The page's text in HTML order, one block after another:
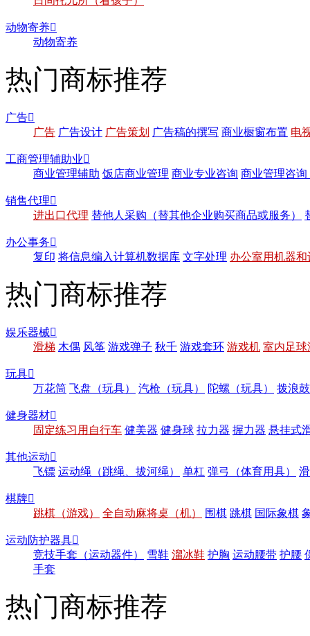
动物寄养
动物寄养
热门商标推荐
广告
广告 广告设计 广告策划 广告稿的撰写 商业橱窗布置 电
工商管理辅助业
商业管理辅助 饭店商业管理 商业专业咨询 商业管理咨询
销售代理
进出口代理 替他人采购（替其他企业购买商品或服务）
办公事务
复印 将信息编入计算机数据库 文字处理 办公室用机器
热门商标推荐
娱乐器械
滑梯 木偶 风筝 游戏弹子 秋千 游戏套环 游戏机 室内足球
玩具
万花筒 飞盘（玩具） 汽枪（玩具） 陀螺（玩具） 拨浪
健身器材
固定练习用自行车 健美器 健身球 拉力器 握力器 悬挂式
其他运动
飞镖 运动绳（跳绳、拔河绳） 单杠 弹弓（体育用具）
棋牌
跳棋（游戏）
全自动麻将桌（机） 围棋 跳棋 国际象棋
运动防护器具
竞技手套（运动器件）
雪鞋 溜冰鞋 护胸 运动腰带 护腰
手套
热门商标推荐